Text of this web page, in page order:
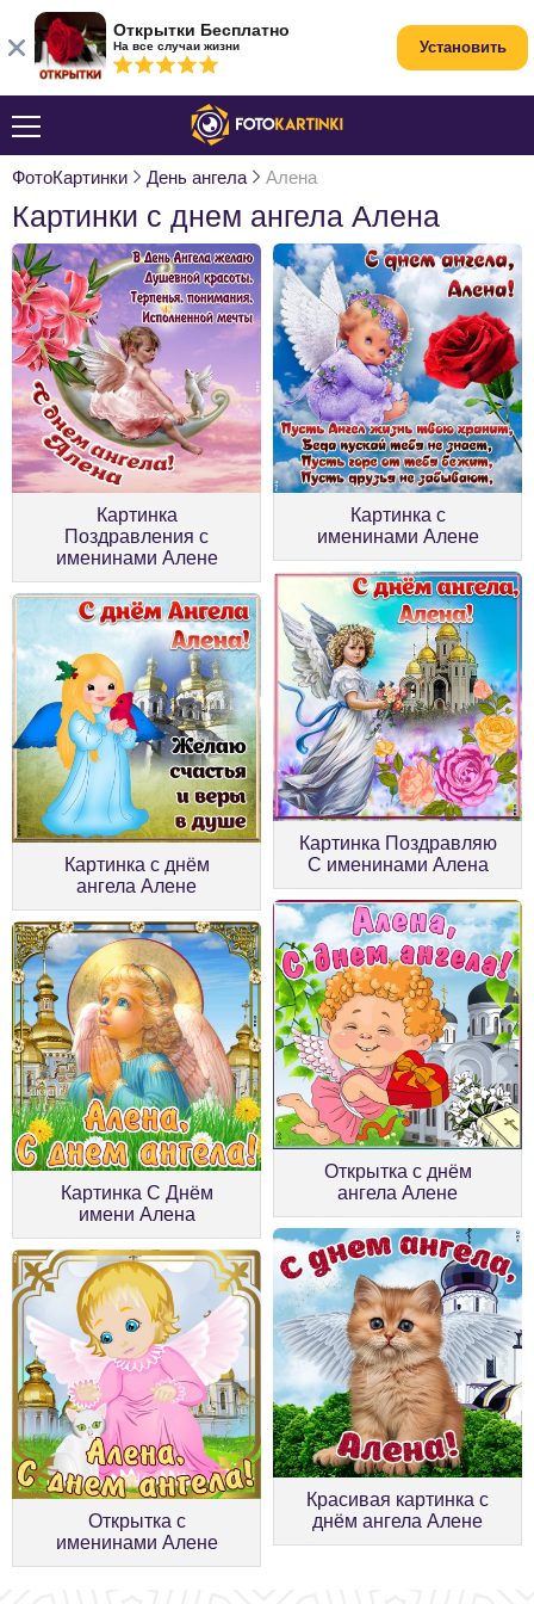
ФотоКартинки День ангела Алена
Картинки с днем ангела Алена
Картинка
Поздравления с
именинами Алене
Картинка с
именинами Алене
Картинка с днём
ангела Алене
Картинка Поздравляю
С именинами Алена
Картинка С Днём
имени Алена
Открытка с днём
ангела Алене
Открытка с
именинами Алене
Красивая картинка с
днём ангела Алене
Открытки Бесплатно
На все случаи жизни Установить